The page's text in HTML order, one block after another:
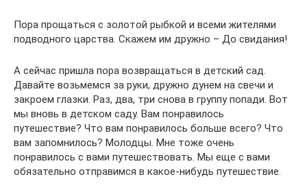
Пора прощаться с золотой рыбкой и всеми жителями
подводного царства. Скажем им дружно – До свидания!
А сейчас пришла пора возвращаться в детский сад.
Давайте возьмемся за руки, дружно дунем на свечи и
закроем глазки. Раз, два, три снова в группу попади. Вот
мы вновь в детском саду. Вам понравилось
путешествие? Что вам понравилось больше всего? Что
вам запомнилось? Молодцы. Мне тоже очень
понравилось с вами путешествовать. Мы еще с вами
обязательно отправимся в какое-нибудь путешествие.